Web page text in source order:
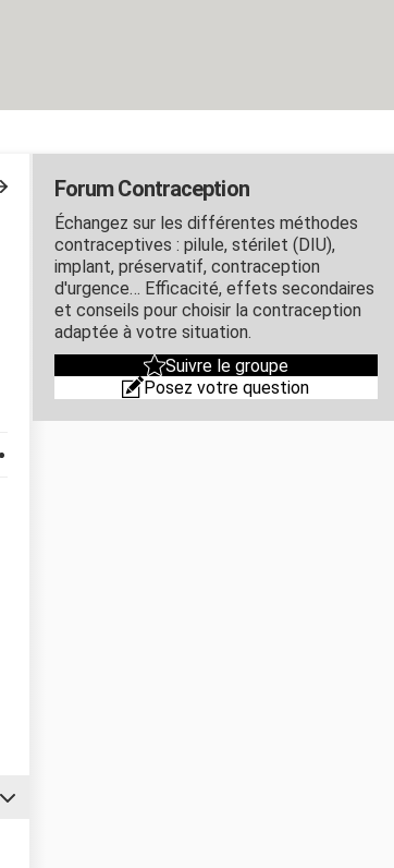
Forum Contraception
Échangez sur les différentes méthodes
contraceptives : pilule, stérilet (DIU),
implant, préservatif, contraception
d'urgence… Efficacité, effets secondaires
et conseils pour choisir la contraception
adaptée à votre situation.
Suivre le groupe
Posez votre question